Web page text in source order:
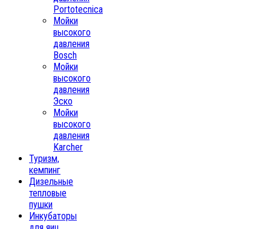
Portotecnica
Мойки
высокого
давления
Bosch
Мойки
высокого
давления
Эско
Мойки
высокого
давления
Karcher
Туризм,
кемпинг
Дизельные
тепловые
пушки
Инкубаторы